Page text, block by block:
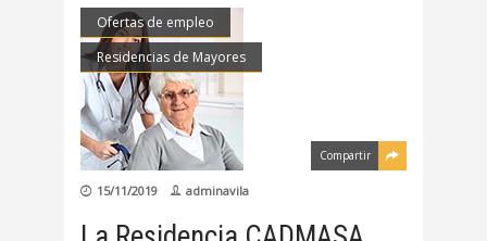
Ofertas de empleo
Residencias de Mayores
Compartir
15/11/2019 adminavila